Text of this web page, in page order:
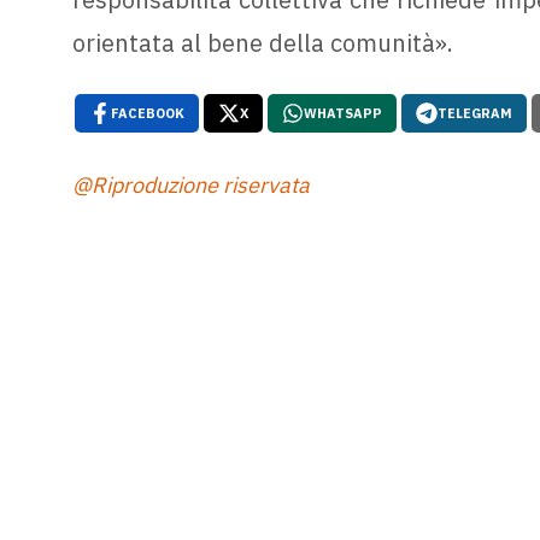
orientata al bene della comunità».
FACEBOOK X WHATSAPP TELEGRAM
@Riproduzione riservata